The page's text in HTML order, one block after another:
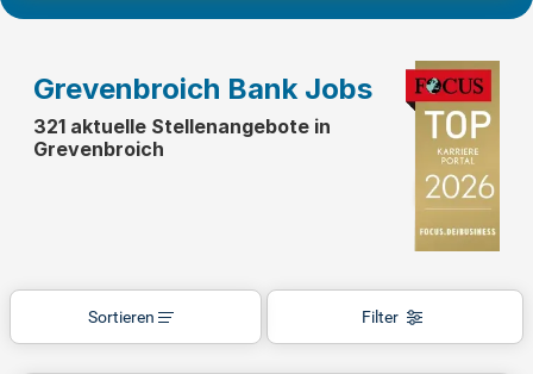
Grevenbroich Bank Jobs
321 aktuelle Stellenangebote in
Grevenbroich
Filter
Sortieren